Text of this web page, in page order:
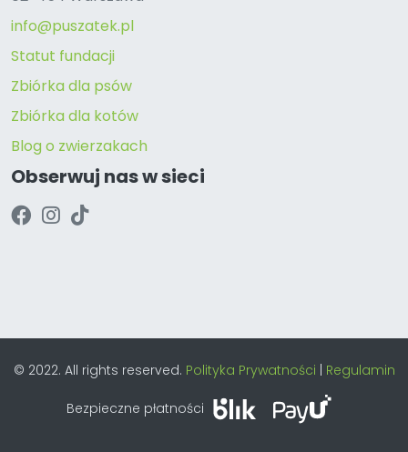
info@puszatek.pl
Statut fundacji
Zbiórka dla psów
Zbiórka dla kotów
Blog o zwierzakach
Obserwuj nas w sieci
© 2022. All rights reserved. Polityka Prywatności | Regulamin
Bezpieczne płatności